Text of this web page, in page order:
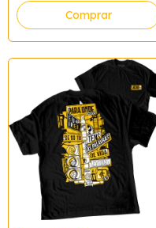
Comprar